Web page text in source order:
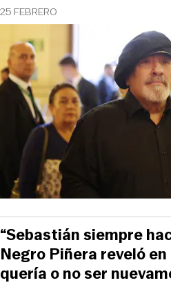
25 FEBRERO
“Sebastián siempre
Negro Piñera reveló
quería o no ser